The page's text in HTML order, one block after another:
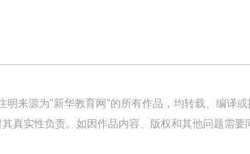
明来源为"新华教育网"的所有作品，均转载、编译
真实性负责。如因作品内容、版权和其他问题需